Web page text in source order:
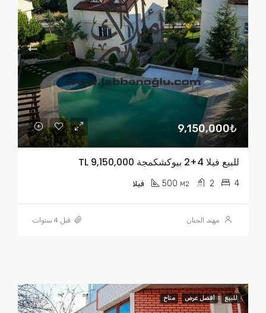
9,150,000₺
للبيع فيلا 4+2 بيوكشكمجة TL 9,150,000
4
2
500 M2 فيلا
مهند الجبان قبل 4 سنوات
للبيع أفضل عرض متاح